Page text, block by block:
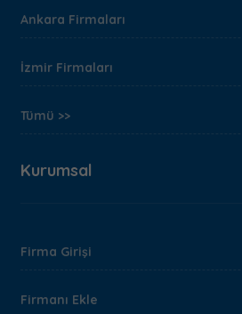
Ankara Firmaları
İzmir Firmaları
Tümü >>
Kurumsal
Firma Girişi
Firmanı Ekle